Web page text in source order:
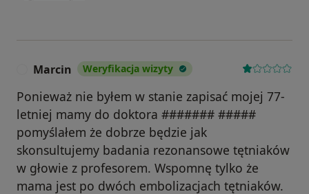
Marcin Weryfikacja wizyty
Ponieważ nie byłem w stanie zapisać mojej 77-
letniej mamy do doktora ####### #####
pomyślałem że dobrze będzie jak
skonsultujemy badania rezonansowe tętniaków
w głowie z profesorem. Wspomnę tylko że
mama jest po dwóch embolizacjach tętniaków.